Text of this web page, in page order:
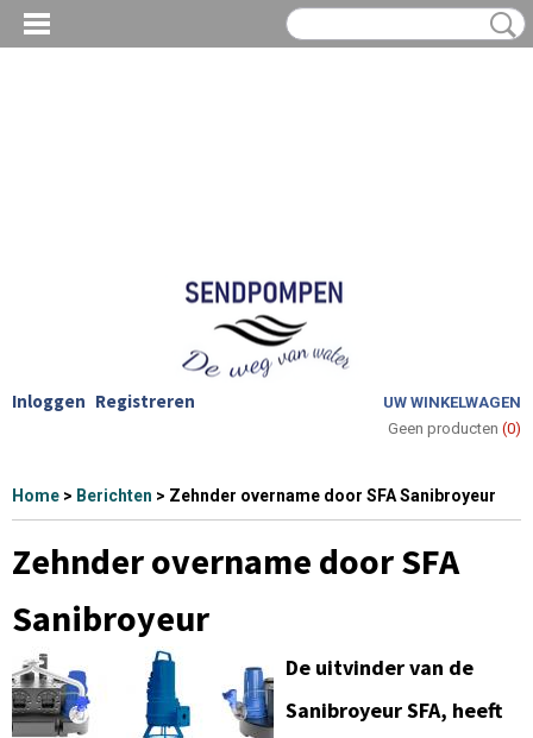
Inloggen Registreren
UW WINKELWAGEN
Geen producten (0)
Home > Berichten > Zehnder overname door SFA Sanibroyeur
Zehnder overname door SFA
Sanibroyeur
De uitvinder van de
Sanibroyeur SFA, heeft